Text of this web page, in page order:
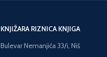
KNJIŽARA RIZNICA KNJIGA
Bulevar Nemanjića 33/i, Niš